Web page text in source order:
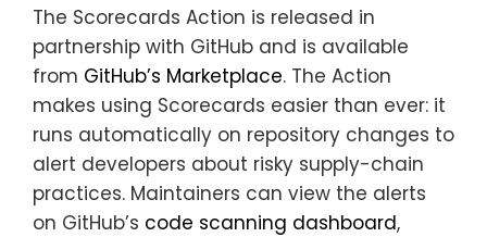
The Scorecards Action is released in
partnership with GitHub and is available
from GitHub’s Marketplace. The Action
makes using Scorecards easier than ever: it
runs automatically on repository changes to
alert developers about risky supply-chain
practices. Maintainers can view the alerts
on GitHub’s code scanning dashboard,